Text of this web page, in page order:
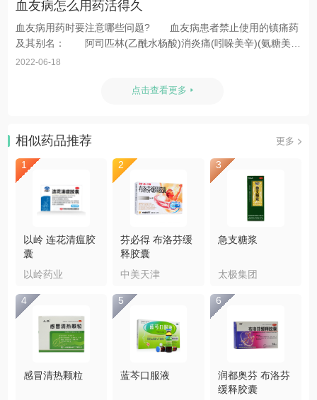
血友病怎么用药活得久
血友病用药时要注意哪些问题? 血友病患者禁止使用的镇痛药
及其别名： 阿司匹林(乙酰水杨酸)消炎痛(吲哚美辛)(氨糖美
辛)潘生丁(双嘧达莫)(双嘧哌胺醇)保泰松(磺吡酮,硫氧唑酮,苯磺唑
诺力)血友病患者允许使用的镇痛药及其别名：
2022-06-18
点击查看更多
相似药品推荐 更多
1
以岭 连花清瘟胶
囊
以岭药业
2
芬必得 布洛芬缓
释胶囊
中美天津
3
急支糖浆
太极集团
4
感冒清热颗粒
5
蓝芩口服液
6
润都奥芬 布洛芬
缓释胶囊